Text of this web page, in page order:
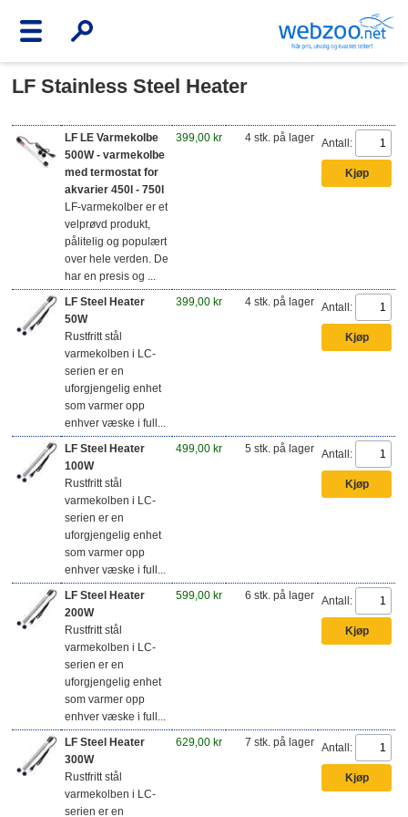
LF Stainless Steel Heater
LF LE Varmekolbe
500W - varmekolbe
med termostat for
akvarier 450l - 750l
LF-varmekolber er et
velprøvd produkt,
pålitelig og populært
over hele verden. De
har en presis og ...
399,00 kr 4 stk. på lager Antall:
LF Steel Heater
50W
Rustfritt stål
varmekolben i LC-
serien er en
uforgjengelig enhet
som varmer opp
enhver væske i full...
399,00 kr 4 stk. på lager Antall:
LF Steel Heater
100W
Rustfritt stål
varmekolben i LC-
serien er en
uforgjengelig enhet
som varmer opp
enhver væske i full...
499,00 kr 5 stk. på lager Antall:
LF Steel Heater
200W
Rustfritt stål
varmekolben i LC-
serien er en
uforgjengelig enhet
som varmer opp
enhver væske i full...
599,00 kr 6 stk. på lager Antall:
LF Steel Heater
300W
Rustfritt stål
varmekolben i LC-
serien er en
629,00 kr 7 stk. på lager Antall: